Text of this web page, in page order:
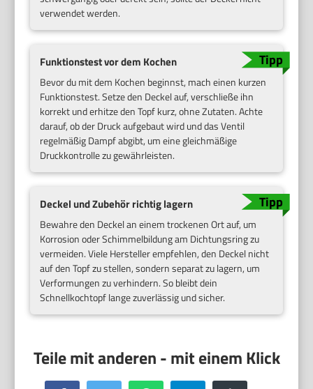
verwendet werden.
Funktionstest vor dem Kochen
Bevor du mit dem Kochen beginnst, mach einen kurzen
Funktionstest. Setze den Deckel auf, verschließe ihn
korrekt und erhitze den Topf kurz, ohne Zutaten. Achte
darauf, ob der Druck aufgebaut wird und das Ventil
regelmäßig Dampf abgibt, um eine gleichmäßige
Druckkontrolle zu gewährleisten.
Deckel und Zubehör richtig lagern
Bewahre den Deckel an einem trockenen Ort auf, um
Korrosion oder Schimmelbildung am Dichtungsring zu
vermeiden. Viele Hersteller empfehlen, den Deckel nicht
auf den Topf zu stellen, sondern separat zu lagern, um
Verformungen zu verhindern. So bleibt dein
Schnellkochtopf lange zuverlässig und sicher.